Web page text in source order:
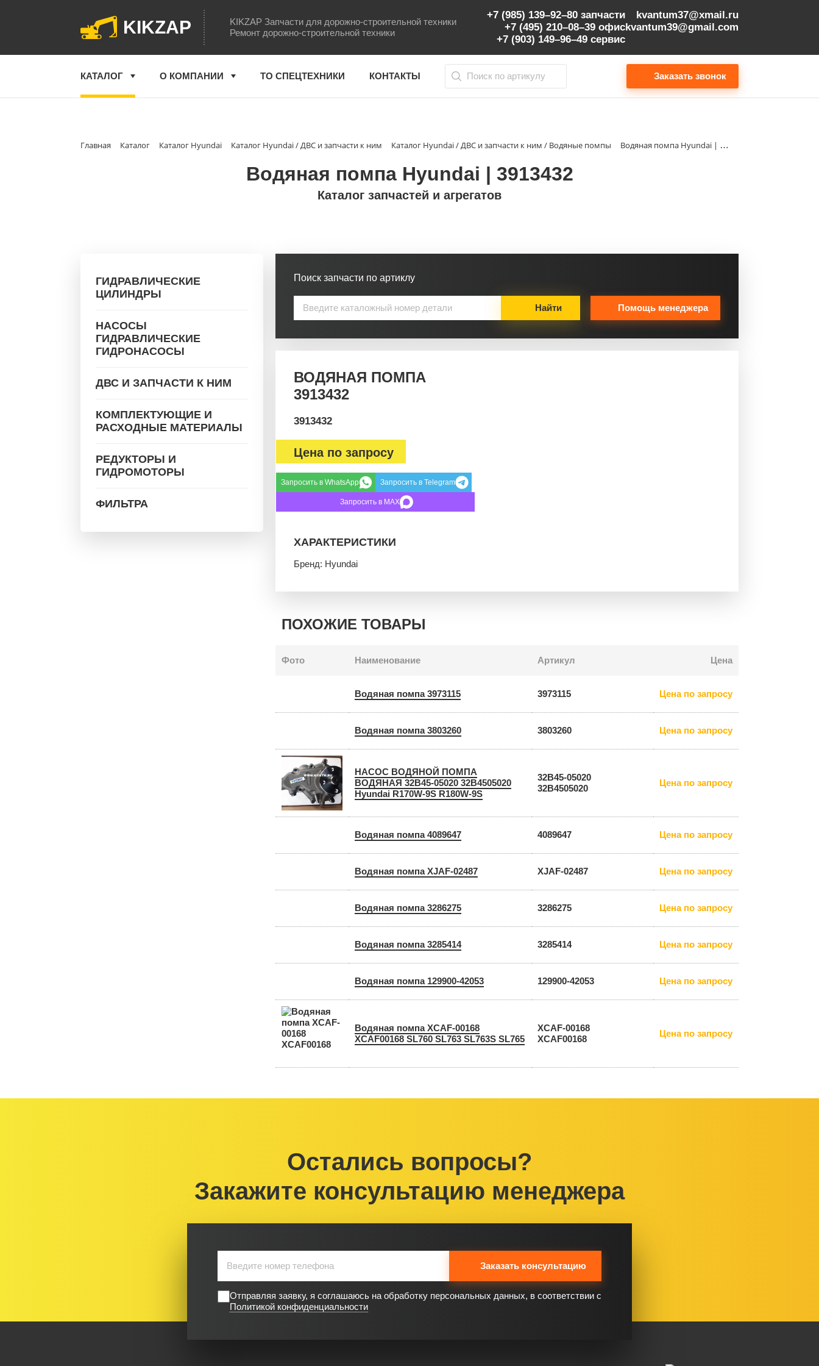
KIKZAP
KIKZAP Запчасти для дорожно-строительной техники
Ремонт дорожно-строительной техники
+7 (985) 139–92–80 запчасти
+7 (495) 210–08–39 офис
+7 (903) 149–96–49 сервис
kvantum37@xmail.ru
kvantum39@gmail.com
КАТАЛОГ О КОМПАНИИ ТО СПЕЦТЕХНИКИ КОНТАКТЫ Заказать звонок
Главная Каталог Каталог Hyundai Каталог Hyundai / ДВС и запчасти к ним Каталог Hyundai / ДВС и запчасти к ним / Водяные помпы Водяная помпа Hyundai | 3913432
Водяная помпа Hyundai | 3913432
Каталог запчастей и агрегатов
ГИДРАВЛИЧЕСКИЕ
ЦИЛИНДРЫ
НАСОСЫ
ГИДРАВЛИЧЕСКИЕ
ГИДРОНАСОСЫ
ДВС И ЗАПЧАСТИ К НИМ
КОМПЛЕКТУЮЩИЕ И
РАСХОДНЫЕ МАТЕРИАЛЫ
РЕДУКТОРЫ И
ГИДРОМОТОРЫ
ФИЛЬТРА
Поиск запчасти по артиклу
Найти Помощь менеджера
ВОДЯНАЯ ПОМПА
3913432
3913432
Цена по запросу
Запросить в WhatsApp Запросить в Telegram
Запросить в MAX
ХАРАКТЕРИСТИКИ
Бренд: Hyundai
ПОХОЖИЕ ТОВАРЫ
Фото Наименование Артикул Цена
Водяная помпа 3973115 3973115 Цена по запросу
Водяная помпа 3803260 3803260 Цена по запросу
НАСОС ВОДЯНОЙ ПОМПА
ВОДЯНАЯ 32B45-05020 32B4505020
Hyundai R170W-9S R180W-9S
32B45-05020
32B4505020
Цена по запросу
Водяная помпа 4089647 4089647 Цена по запросу
Водяная помпа XJAF-02487 XJAF-02487 Цена по запросу
Водяная помпа 3286275 3286275 Цена по запросу
Водяная помпа 3285414 3285414 Цена по запросу
Водяная помпа 129900-42053 129900-42053 Цена по запросу
Водяная помпа XCAF-00168
XCAF00168 SL760 SL763 SL763S SL765
XCAF-00168
XCAF00168
Цена по запросу
Остались вопросы?
Закажите консультацию менеджера
Заказать консультацию
Отправляя заявку, я соглашаюсь на обработку персональных данных, в соответствии с
Политикой конфиденциальности